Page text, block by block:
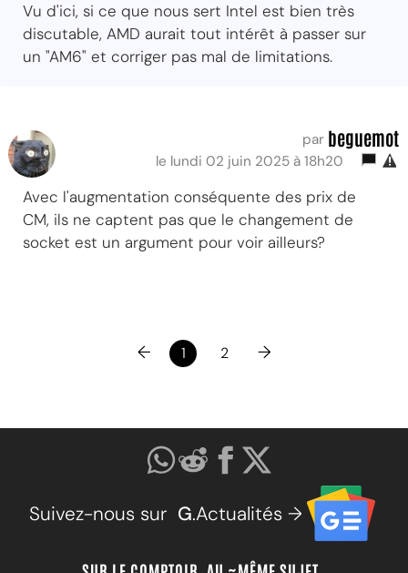
Vu d'ici, si ce que nous sert Intel est bien très
discutable, AMD aurait tout intérêt à passer sur
un "AM6" et corriger pas mal de limitations.
par beguemot
le lundi 02 juin 2025 à 18h20
Avec l'augmentation conséquente des prix de
CM, ils ne captent pas que le changement de
socket est un argument pour voir ailleurs?
← 1 2 →
Suivez-nous sur G.Actualités →